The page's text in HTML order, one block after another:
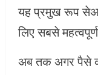
यह प्रमुख रूप
लिए सबसे
अब तक अगर पैसे